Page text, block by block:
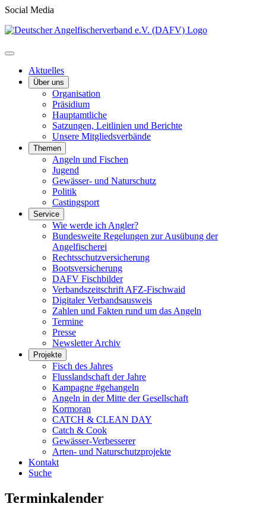
Social Media
Aktuelles
Über uns
Organisation
Präsidium
Hauptamtliche
Satzungen, Leitlinien und Berichte
Unsere Mitgliedsverbände
Themen
Angeln und Fischen
Jugend
Gewässer- und Naturschutz
Politik
Castingsport
Service
Wie werde ich Angler?
Bundesweite Regelungen zur Ausübung der
Angelfischerei
Rechtsschutzversicherung
Bootsversicherung
DAFV Fischbilder
Verbandszeitschrift AFZ-Fischwaid
Digitaler Verbandsausweis
Zahlen und Fakten rund um das Angeln
Termine
Presse
Newsletter Archiv
Projekte
Fisch des Jahres
Flusslandschaft der Jahre
Kampagne #gehangeln
Angeln in der Mitte der Gesellschaft
Kormoran
CATCH & CLEAN DAY
Catch & Cook
Gewässer-Verbesserer
Arten- und Naturschutzprojekte
Kontakt
Suche
Terminkalender